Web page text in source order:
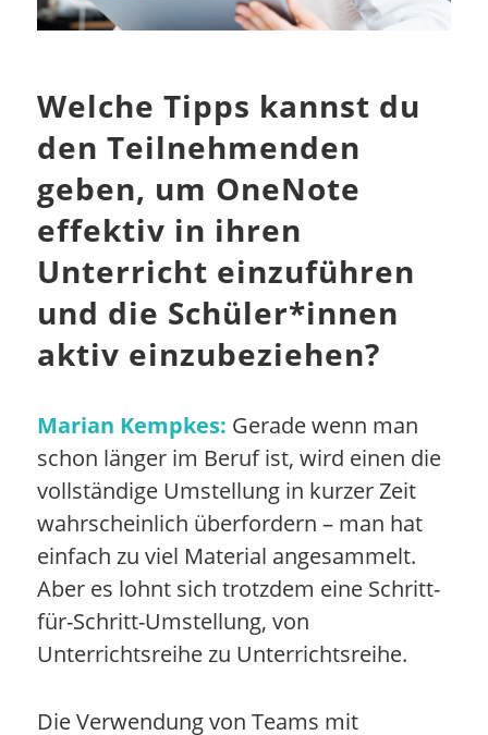
Welche Tipps kannst du
den Teilnehmenden
geben, um OneNote
effektiv in ihren
Unterricht einzuführen
und die Schüler*innen
aktiv einzubeziehen?
Marian Kempkes: Gerade wenn man
schon länger im Beruf ist, wird einen die
vollständige Umstellung in kurzer Zeit
wahrscheinlich überfordern – man hat
einfach zu viel Material angesammelt.
Aber es lohnt sich trotzdem eine Schritt-
für-Schritt-Umstellung, von
Unterrichtsreihe zu Unterrichtsreihe.
Die Verwendung von Teams mit